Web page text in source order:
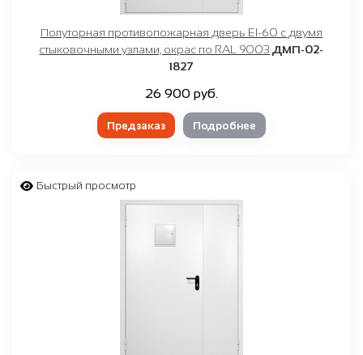
Полуторная противопожарная дверь EI-60 с двумя
стыковочными узлами, окрас по RAL 9003 ДМП-02-
1827
26 900 руб.
Предзаказ Подробнее
Быстрый просмотр